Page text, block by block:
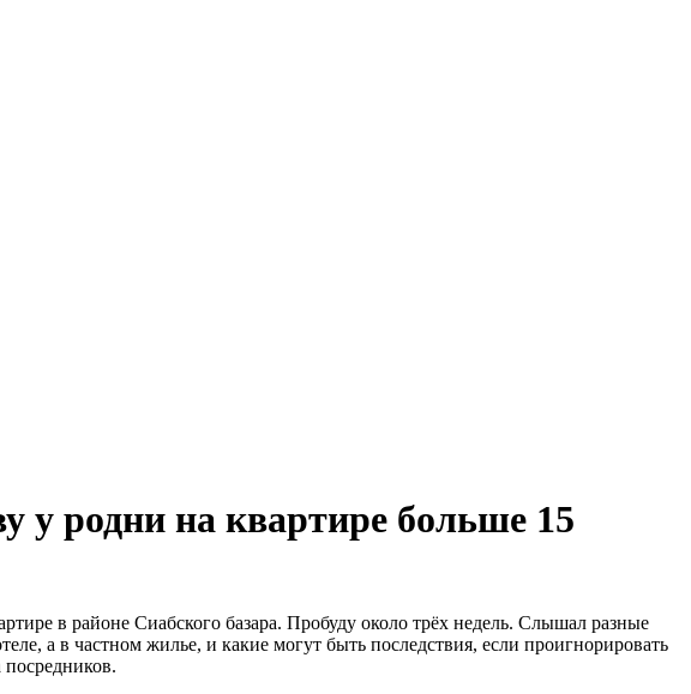
у родни на квартире больше 15
в районе Сиабского базара. Пробуду около трёх недель. Слышал разные
а в частном жилье, и какие могут быть последствия, если проигнорировать